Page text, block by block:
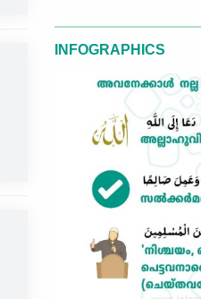
INFOGRAPHICS